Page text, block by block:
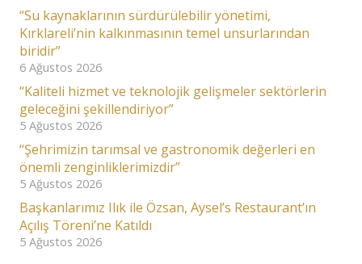
“Su kaynaklarının sürdürülebilir yönetimi,
Kırklareli’nin kalkınmasının temel unsurlarından
biridir”
6 Ağustos 2026
“Kaliteli hizmet ve teknolojik gelişmeler sektörlerin
geleceğini şekillendiriyor”
5 Ağustos 2026
“Şehrimizin tarımsal ve gastronomik değerleri en
önemli zenginliklerimizdir”
5 Ağustos 2026
Başkanlarımız Ilık ile Özsan, Aysel’s Restaurant’ın
Açılış Töreni’ne Katıldı
5 Ağustos 2026